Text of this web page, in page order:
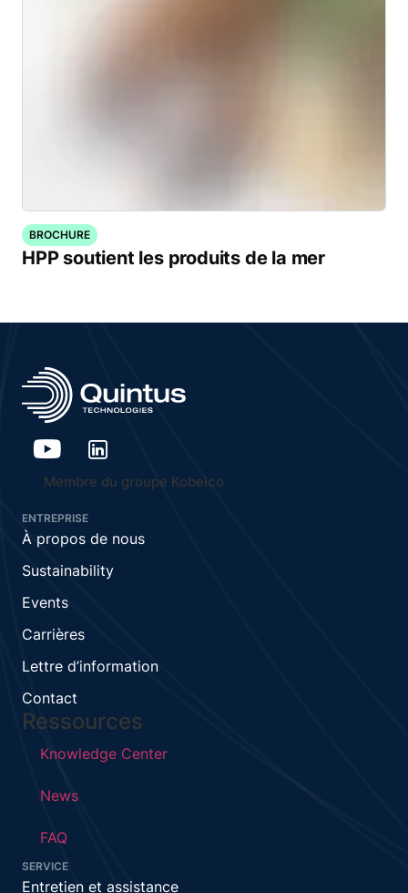
BROCHURE
HPP soutient les produits de la mer
Membre du groupe Kobelco
ENTREPRISE
À propos de nous
Sustainability
Events
Carrières
Lettre d’information
Contact
Ressources
Knowledge Center
News
FAQ
SERVICE
Entretien et assistance